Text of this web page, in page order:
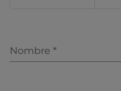
Nombre *